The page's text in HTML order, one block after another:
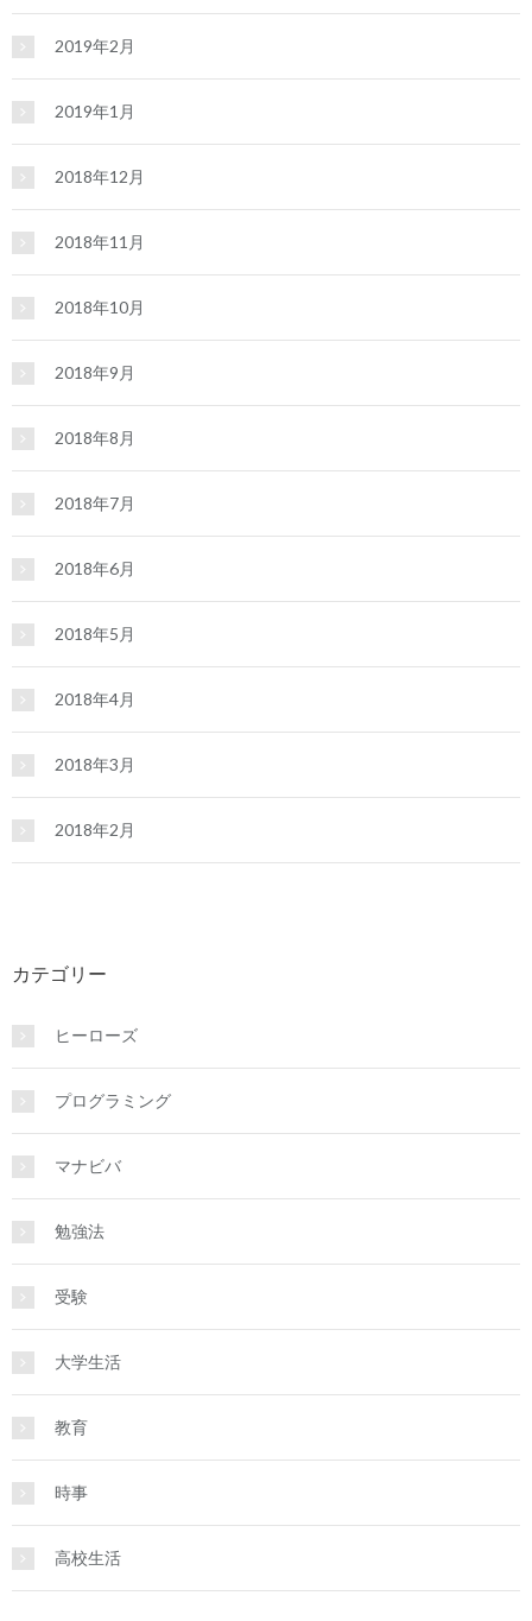
2019年2月
2019年1月
2018年12月
2018年11月
2018年10月
2018年9月
2018年8月
2018年7月
2018年6月
2018年5月
2018年4月
2018年3月
2018年2月
カテゴリー
ヒーローズ
プログラミング
マナビバ
勉強法
受験
大学生活
教育
時事
高校生活